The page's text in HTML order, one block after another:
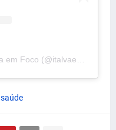
Um post compartilhado por Italva em Foco (@italvaemfoco)
saúde